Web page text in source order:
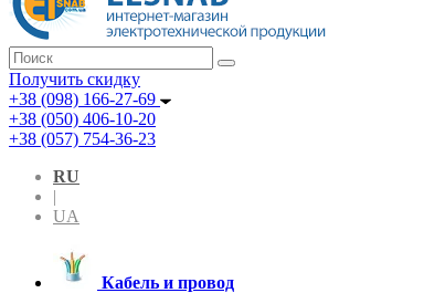
Получить скидку
+38 (098) 166-27-69
+38 (050) 406-10-20
+38 (057) 754-36-23
RU
|
UA
Кабель и провод